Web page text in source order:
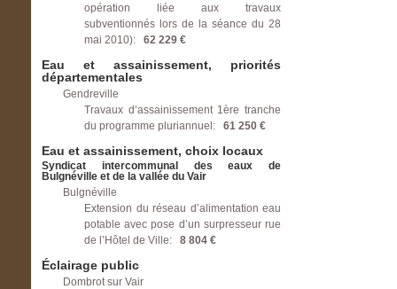
opération liée aux travaux
subventionnés lors de la séance du 28
mai 2010): 62 229 €
Eau et assainissement, priorités
départementales
Gendreville
Travaux d’assainissement 1ère tranche
du programme pluriannuel: 61 250 €
Eau et assainissement, choix locaux
Syndicat intercommunal des eaux de
Bulgnéville et de la vallée du Vair
Bulgnéville
Extension du réseau d’alimentation eau
potable avec pose d’un surpresseur rue
de l’Hôtel de Ville: 8 804 €
Éclairage public
Dombrot sur Vair